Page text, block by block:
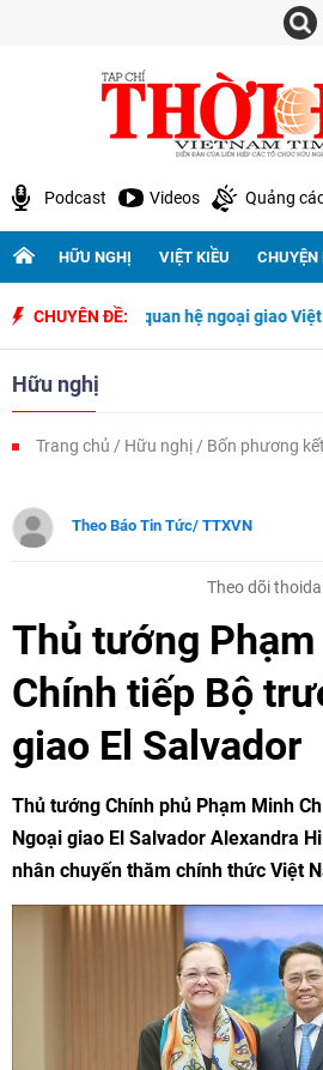
Podcast Videos Quảng
HỮU NGHỊ VIỆT KIỀU CHUYỆN
CHUYÊN ĐỀ:
lập quan hệ ngoại giao Việt Nam -
Hữu nghị
Trang chủ Hữu nghị Bốn phương
Theo Báo Tin Tức/ TTXVN
Theo dõi
Thủ tướng
Chính tiếp Bộ
giao El Salvador
Thủ tướng Chính phủ Phạm Minh
Ngoại giao El Salvador Alexandra
nhân chuyến thăm chính thức Việt